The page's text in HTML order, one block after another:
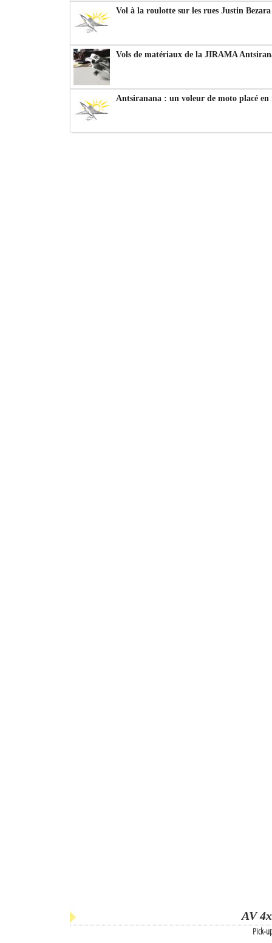
Vol à la roulotte sur les rues Justin
Vols de matériaux de la JIRAMA
Antsiranana : un voleur de moto placé en
AV
Pick-